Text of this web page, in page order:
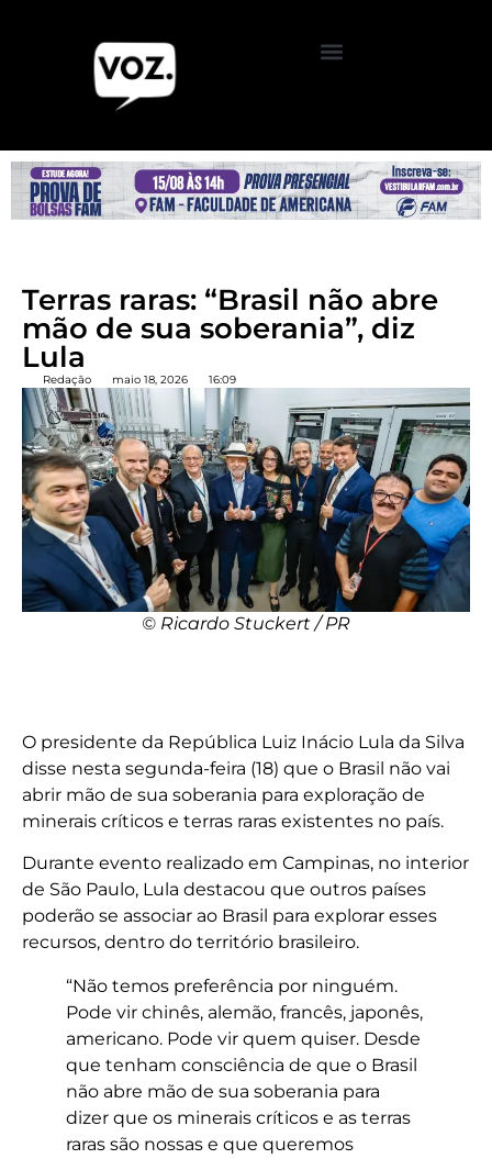
Terras raras: “Brasil não abre
mão de sua soberania”, diz
Lula
Redação maio 18, 2026 16:09
© Ricardo Stuckert / PR
O presidente da República Luiz Inácio Lula da Silva
disse nesta segunda-feira (18) que o Brasil não vai
abrir mão de sua soberania para exploração de
minerais críticos e terras raras existentes no país.
Durante evento realizado em Campinas, no interior
de São Paulo, Lula destacou que outros países
poderão se associar ao Brasil para explorar esses
recursos, dentro do território brasileiro.
“Não temos preferência por ninguém.
Pode vir chinês, alemão, francês, japonês,
americano. Pode vir quem quiser. Desde
que tenham consciência de que o Brasil
não abre mão de sua soberania para
dizer que os minerais críticos e as terras
raras são nossas e que queremos